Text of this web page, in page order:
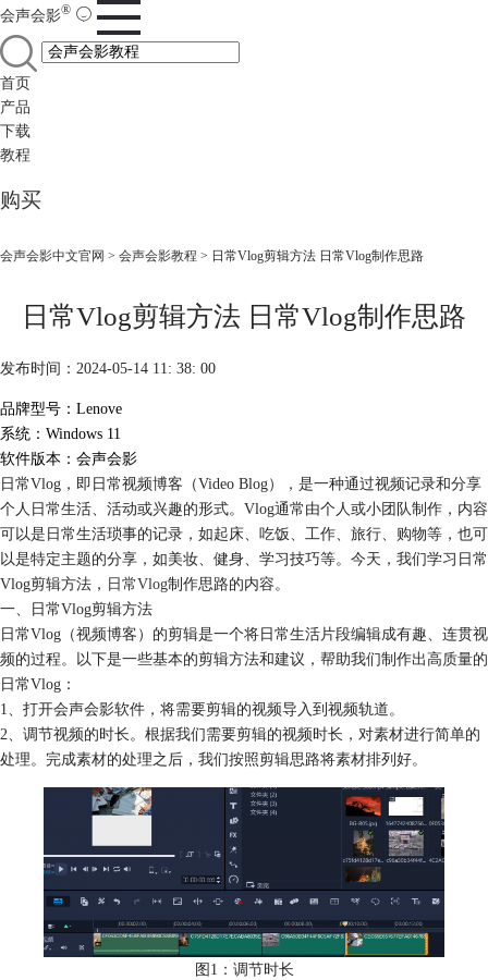
会声会影®
首页
产品
下载
教程
购买
会声会影中文官网 > 会声会影教程 > 日常Vlog剪辑方法 日常Vlog制作思路
日常Vlog剪辑方法 日常Vlog制作思路
发布时间：2024-05-14 11: 38: 00
品牌型号：Lenove
系统：Windows 11
软件版本：会声会影
日常Vlog，即日常视频博客（Video Blog），是一种通过视频记录和分享
个人日常生活、活动或兴趣的形式。Vlog通常由个人或小团队制作，内容
可以是日常生活琐事的记录，如起床、吃饭、工作、旅行、购物等，也可
以是特定主题的分享，如美妆、健身、学习技巧等。今天，我们学习日常
Vlog剪辑方法， 日常Vlog制作思路的内容。
一、日常Vlog剪辑方法
日常Vlog（视频博客）的剪辑是一个将日常生活片段编辑成有趣、连贯视
频的过程。以下是一些基本的剪辑方法和建议，帮助我们制作出高质量的
日常Vlog：
1、打开会声会影软件，将需要剪辑的视频导入到视频轨道。
2、调节视频的时长。根据我们需要剪辑的视频时长，对素材进行简单的
处理。完成素材的处理之后，我们按照剪辑思路将素材排列好。
图1：调节时长